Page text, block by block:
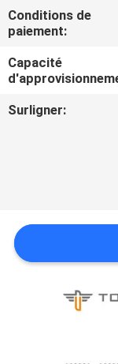
CAS
SITEMAP
Conditions de
paiement:
Capacité
Surligner: